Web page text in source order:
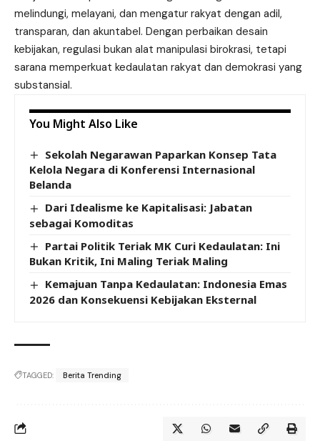
melindungi, melayani, dan mengatur rakyat dengan adil,
transparan, dan akuntabel. Dengan perbaikan desain
kebijakan, regulasi bukan alat manipulasi birokrasi, tetapi
sarana memperkuat kedaulatan rakyat dan demokrasi yang
substansial.
You Might Also Like
Sekolah Negarawan Paparkan Konsep Tata
Kelola Negara di Konferensi Internasional
Belanda
Dari Idealisme ke Kapitalisasi: Jabatan
sebagai Komoditas
Partai Politik Teriak MK Curi Kedaulatan: Ini
Bukan Kritik, Ini Maling Teriak Maling
Kemajuan Tanpa Kedaulatan: Indonesia Emas
2026 dan Konsekuensi Kebijakan Eksternal
TAGGED: Berita Trending